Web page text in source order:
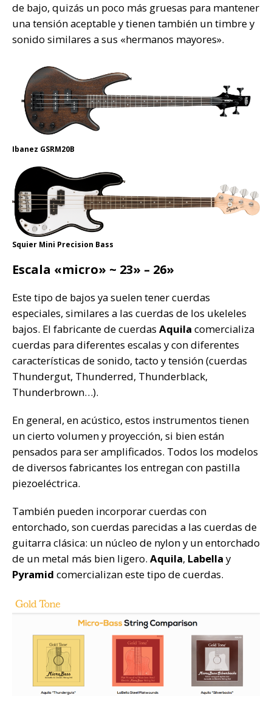
de bajo, quizás un poco más gruesas para mantener
una tensión aceptable y tienen también un timbre y
sonido similares a sus «hermanos mayores».
Ibanez GSRM20B
Squier Mini Precision Bass
Escala «micro» ~ 23» – 26»
Este tipo de bajos ya suelen tener cuerdas
especiales, similares a las cuerdas de los ukeleles
bajos. El fabricante de cuerdas Aquila comercializa
cuerdas para diferentes escalas y con diferentes
características de sonido, tacto y tensión (cuerdas
Thundergut, Thunderred, Thunderblack,
Thunderbrown…).
En general, en acústico, estos instrumentos tienen
un cierto volumen y proyección, si bien están
pensados para ser amplificados. Todos los modelos
de diversos fabricantes los entregan con pastilla
piezoeléctrica.
También pueden incorporar cuerdas con
entorchado, son cuerdas parecidas a las cuerdas de
guitarra clásica: un núcleo de nylon y un entorchado
de un metal más bien ligero. Aquila, Labella y
Pyramid comercializan este tipo de cuerdas.